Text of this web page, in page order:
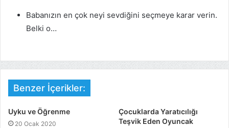
Babanızın en çok neyi sevdiğini seçmeye karar verin.
Belki o…
Benzer İçerikler:
Uyku ve Öğrenme
20 Ocak 2020
Çocuklarda Yaratıcılığı
Teşvik Eden Oyuncak